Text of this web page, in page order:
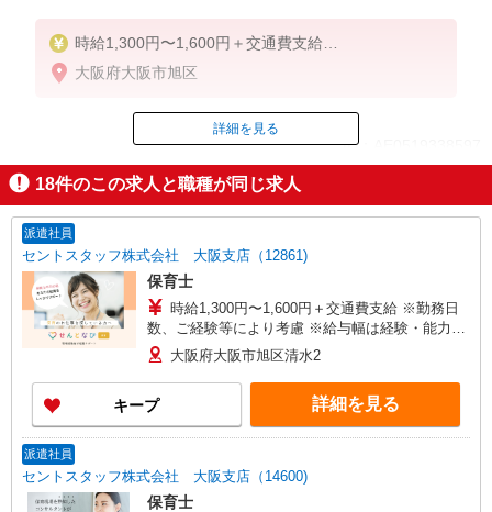
時給1,300円〜1,600円＋交通費支給
※勤務日数、ご経験等により考慮
大阪府大阪市旭区
ID：AE0519338597
掲載期間終了
詳細を見る
18件のこの求人と職種が同じ求人
派遣社員
セントスタッフ株式会社 大阪支店（12861)
保育士
時給1,300円〜1,600円＋交通費支給 ※勤務日
数、ご経験等により考慮 ※給与幅は経験・能力に
よる 大阪府大阪市旭区清水2
キープ 詳細を見る
派遣社員
セントスタッフ株式会社 大阪支店（14600)
保育士